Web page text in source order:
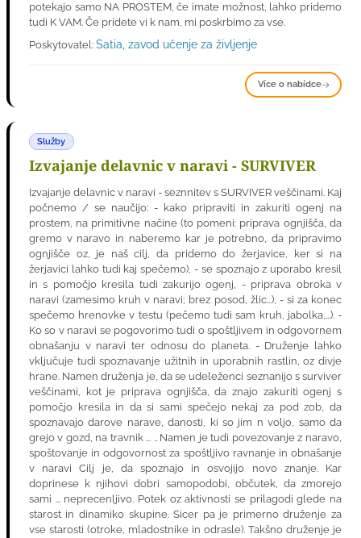
potekajo samo NA PROSTEM, če imate možnost, lahko pridemo
tudi K VAM. Če pridete vi k nam, mi poskrbimo za vse.
Poskytovatel: Satia, zavod učenje za življenje
Více o nabídce
Služby
Izvajanje delavnic v naravi - SURVIVER
Izvajanje delavnic v naravi - seznnitev s SURVIVER veščinami. Kaj
počnemo / se naučijo: - kako pripraviti in zakuriti ogenj na
prostem, na primitivne načine (to pomeni: priprava ognjišča, da
gremo v naravo in naberemo kar je potrebno, da pripravimo
ognjišče oz, je naš cilj, da pridemo do žerjavice, ker si na
žerjavici lahko tudi kaj spečemo), - se spoznajo z uporabo kresil
in s pomočjo kresila tudi zakurijo ogenj, - priprava obroka v
naravi (zamesimo kruh v naravi; brez posod, žlic...), - si za konec
spečemo hrenovke v testu (pečemo tudi sam kruh, jabolka,...). -
Ko so v naravi se pogovorimo tudi o spoštljivem in odgovornem
obnašanju v naravi ter odnosu do planeta. - Druženje lahko
vključuje tudi spoznavanje užitnih in uporabnih rastlin, oz divje
hrane. Namen druženja je, da se udeleženci seznanijo s surviver
veščinami, kot je priprava ognjišča, da znajo zakuriti ogenj s
pomočjo kresila in da si sami spečejo nekaj za pod zob, da
spoznavajo darove narave, danosti, ki so jim n voljo, samo da
grejo v gozd, na travnik ... .. Namen je tudi povezovanje z naravo,
spoštovanje in odgovornost za spoštljivo ravnanje in obnašanje
v naravi Cilj je, da spoznajo in osvojijo novo znanje. Kar
doprinese k njihovi dobri samopodobi, občutek, da zmorejo
sami ... neprecenljivo. Potek oz aktivnosti se prilagodi glede na
starost in dinamiko skupine. Sicer pa je primerno druženje za
vse starosti (otroke, mladostnike in odrasle). Takšno druženje je